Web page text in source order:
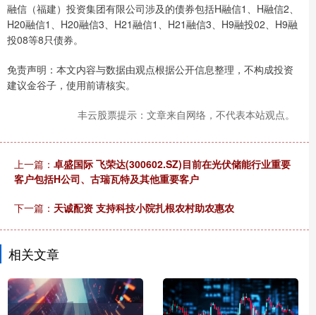
融信（福建）投资集团有限公司涉及的债券包括H融信1、H融信2、
H20融信1、H20融信3、H21融信1、H21融信3、H9融投02、H9融
投08等8只债券。
免责声明：本文内容与数据由观点根据公开信息整理，不构成投资
建议金谷子，使用前请核实。
丰云股票提示：文章来自网络，不代表本站观点。
上一篇： 卓盛国际 飞荣达(300602.SZ)目前在光伏储能行业重要
客户包括H公司、古瑞瓦特及其他重要客户
下一篇： 天诚配资 支持科技小院扎根农村助农惠农
相关文章